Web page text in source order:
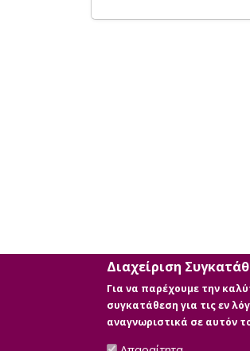
Διαχείριση
Για να παρέχουμε την
συγκατάθεση για τις εν
αναγνωριστικά σε αυτόν